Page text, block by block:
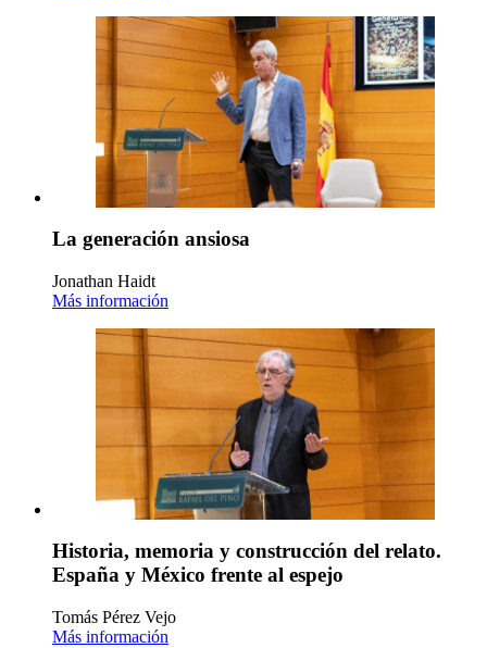
La generación ansiosa
Jonathan Haidt
Más información
Historia, memoria y construcción del relato.
España y México frente al espejo
Tomás Pérez Vejo
Más información